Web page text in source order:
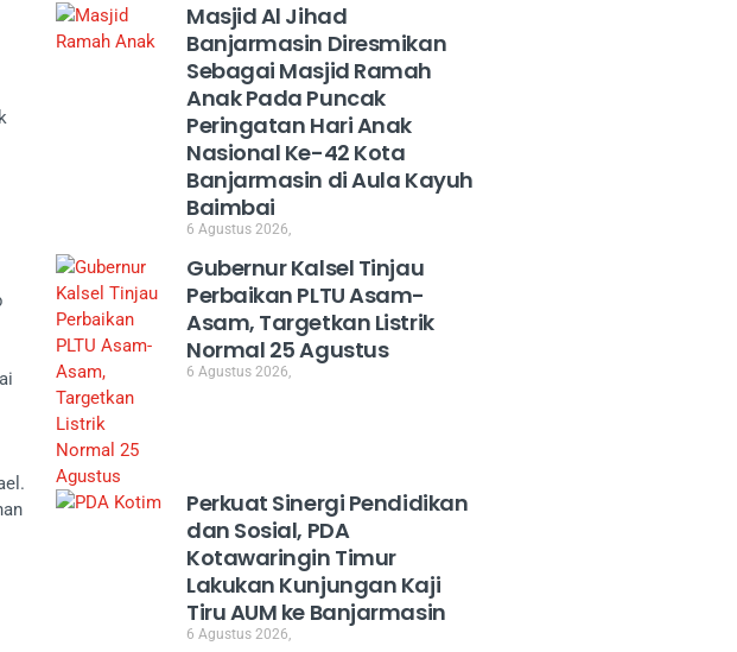
Masjid Al Jihad
Banjarmasin Diresmikan
Sebagai Masjid Ramah
Anak Pada Puncak
Peringatan Hari Anak
Nasional Ke-42 Kota
Banjarmasin di Aula Kayuh
Baimbai
6 Agustus 2026,
Gubernur Kalsel Tinjau
Perbaikan PLTU Asam-
Asam, Targetkan Listrik
Normal 25 Agustus
6 Agustus 2026,
Perkuat Sinergi Pendidikan
dan Sosial, PDA
Kotawaringin Timur
Lakukan Kunjungan Kaji
Tiru AUM ke Banjarmasin
6 Agustus 2026,